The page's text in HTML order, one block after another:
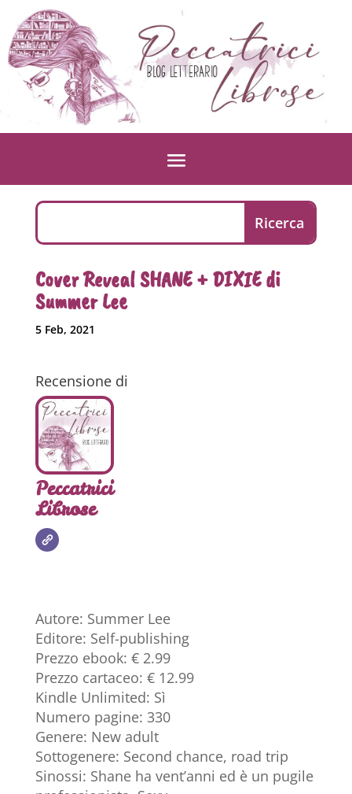
Cover Reveal SHANE + DIXIE di
Summer Lee
5 Feb, 2021
Recensione di
Peccatrici
Librose
Autore: Summer Lee
Editore: Self-publishing
Prezzo ebook: € 2.99
Prezzo cartaceo: € 12.99
Kindle Unlimited: Sì
Numero pagine: 330
Genere: New adult
Sottogenere: Second chance, road trip
Sinossi: Shane ha vent’anni ed è un pugile